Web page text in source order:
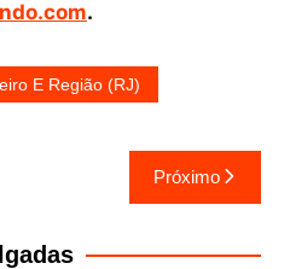
.
E Região (RJ)
Próximo